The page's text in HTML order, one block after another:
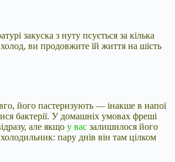
закуска з нуту псується за кілька
ви продовжите їй життя на шість
його пастеризують — інакше в напої
бактерії. У домашніх умовах фреші
але якщо у вас залишилося його
пару днів він там цілком